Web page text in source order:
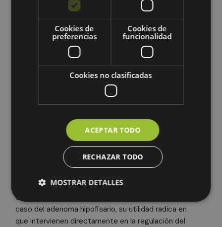
compresión severa o crecimiento acelerado
Radioterapia en casos muy puntuales
Pero desde lamedicina integrativa, se puede
apoyar con herramientas naturales que mejoran la
función hormonal y reducen síntomas sin efectos
secundarios.
Tratamiento
integrativo con
adaptógenos
adaptógenosson compuestos naturales
extraídos de plantas que actúan como
cuerpo a adaptarse al estrés fisiológico y restaurar
el equilibrio hormonal de forma progresiva. En el
caso del adenoma hipofisario, su utilidad radica en
que intervienen directamente en la regulación del
Cookies de
preferencias
Cookies de
funcionalidad
Cookies no clasificadas
ACEPTAR TODO
RECHAZAR TODO
MOSTRAR DETALLES
Cookies obligatorias
Cookies de rendimiento